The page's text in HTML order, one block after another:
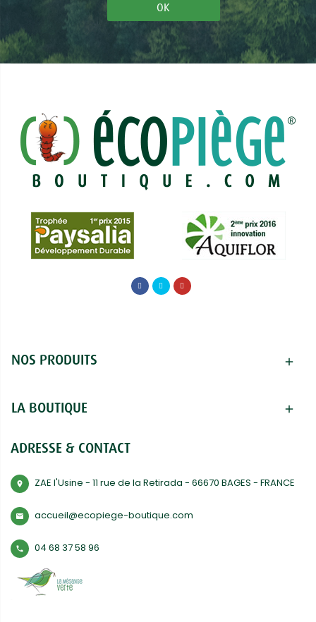
NOS PRODUITS add
LA BOUTIQUE add
ADRESSE & CONTACT
room ZAE l'Usine - 11 rue de la Retirada - 66670 BAGES - FRANCE
mail accueil@ecopiege-boutique.com
phone 04 68 37 58 96